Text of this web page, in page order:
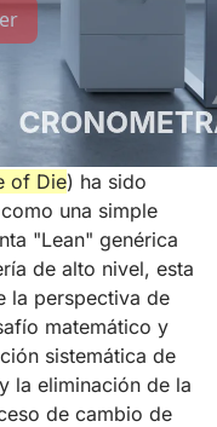
of Die) ha sido
una simple
"Lean" genérica
de alto nivel, esta
la perspectiva de
matemático y
sistemática de
la eliminación de la
de cambio de